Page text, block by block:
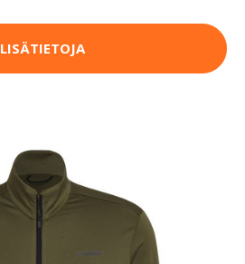
LISÄTIETOJA